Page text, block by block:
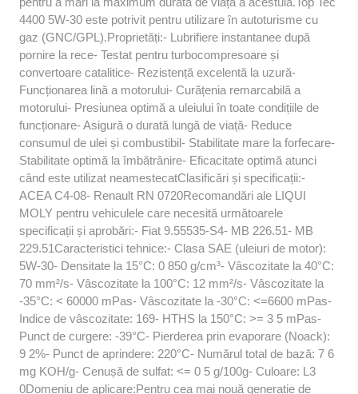
4400 5W-30 este potrivit pentru utilizare în autoturisme cu
gaz (GNC/GPL).Proprietăți:- Lubrifiere instantanee după
pornire la rece- Testat pentru turbocompresoare și
convertoare catalitice- Rezistență excelentă la uzură-
Funcționarea lină a motorului- Curățenia remarcabilă a
motorului- Presiunea optimă a uleiului în toate condițiile de
funcționare- Asigură o durată lungă de viață- Reduce
consumul de ulei și combustibil- Stabilitate mare la forfecare-
Stabilitate optimă la îmbătrânire- Eficacitate optimă atunci
când este utilizat neamestecatClasificări și specificații:-
ACEA C4-08- Renault RN 0720Recomandări ale LIQUI
MOLY pentru vehiculele care necesită următoarele
specificații și aprobări:- Fiat 9.55535-S4- MB 226.51- MB
229.51Caracteristici tehnice:- Clasa SAE (uleiuri de motor):
5W-30- Densitate la 15°C: 0 850 g/cm³- Vâscozitate la 40°C:
70 mm²/s- Vâscozitate la 100°C: 12 mm²/s- Vâscozitate la
-35°C: < 60000 mPas- Vâscozitate la -30°C: <=6600 mPas-
Indice de vâscozitate: 169- HTHS la 150°C: >= 3 5 mPas-
Punct de curgere: -39°C- Pierderea prin evaporare (Noack):
9 2%- Punct de aprindere: 220°C- Numărul total de bază: 7 6
mg KOH/g- Cenușă de sulfat: <= 0 5 g/100g- Culoare: L3
0Domeniu de aplicare:Pentru cea mai nouă generație de